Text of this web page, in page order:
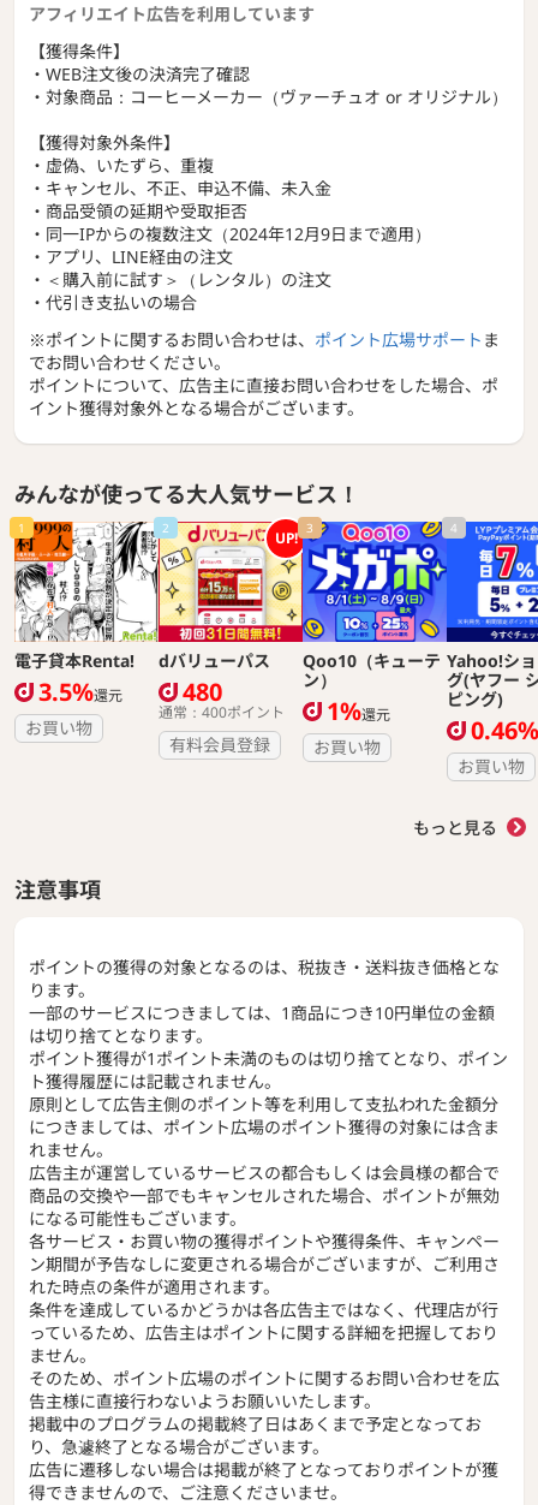
アフィリエイト広告を利用しています
【獲得条件】
・WEB注文後の決済完了確認
・対象商品：コーヒーメーカー（ヴァーチュオ or オリジナル）
【獲得対象外条件】
・虚偽、いたずら、重複
・キャンセル、不正、申込不備、未入金
・商品受領の延期や受取拒否
・同一IPからの複数注文（2024年12月9日まで適用）
・アプリ、LINE経由の注文
・＜購入前に試す＞（レンタル）の注文
・代引き支払いの場合
※ポイントに関するお問い合わせは、 ポイント広場サポート ま
でお問い合わせください。
ポイントについて、広告主に直接お問い合わせをした場合、ポ
イント獲得対象外となる場合がございます。
みんなが使ってる大人気サービス！
1
電子貸本Renta!
3.5%還元
お買い物
2 UP!
dバリューパス
480
通常：400ポイント
有料会員登録
3
Qoo10（キューテ
ン）
1%還元
お買い物
4
Yahoo!シ
グ(ヤフー
ピング)
0.46%
お買い物
もっと見る
注意事項
ポイントの獲得の対象となるのは、税抜き・送料抜き価格とな
ります。
一部のサービスにつきましては、1商品につき10円単位の金額
は切り捨てとなります。
ポイント獲得が1ポイント未満のものは切り捨てとなり、ポイン
ト獲得履歴には記載されません。
原則として広告主側のポイント等を利用して支払われた金額分
につきましては、ポイント広場のポイント獲得の対象には含ま
れません。
広告主が運営しているサービスの都合もしくは会員様の都合で
商品の交換や一部でもキャンセルされた場合、ポイントが無効
になる可能性もございます。
各サービス・お買い物の獲得ポイントや獲得条件、キャンペー
ン期間が予告なしに変更される場合がございますが、ご利用さ
れた時点の条件が適用されます。
条件を達成しているかどうかは各広告主ではなく、代理店が行
っているため、広告主はポイントに関する詳細を把握しており
ません。
そのため、ポイント広場のポイントに関するお問い合わせを広
告主様に直接行わないようお願いいたします。
掲載中のプログラムの掲載終了日はあくまで予定となってお
り、急遽終了となる場合がございます。
広告に遷移しない場合は掲載が終了となっておりポイントが獲
得できませんので、ご注意くださいませ。